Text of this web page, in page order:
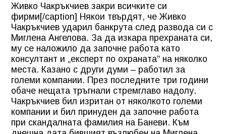
Живко Чакръкчиев закри всичките си
фирми[/caption] Някои твърдят, че Живко
Чакръкчиев ударил банкрута след развода си с
Миглена Ангелова. За да изкара прехраната си,
му се наложило да започне работа като
консултант и „експерт по охраната“ на няколко
места. Казано с други думи – работил за
големи компании. През последните три години
обаче нещата тръгнали стремглаво надолу.
Чакръкчиев бил изритан от няколкото големи
компании и бил принуден да започне работа
при скандалната фамилия на Баневи. Към